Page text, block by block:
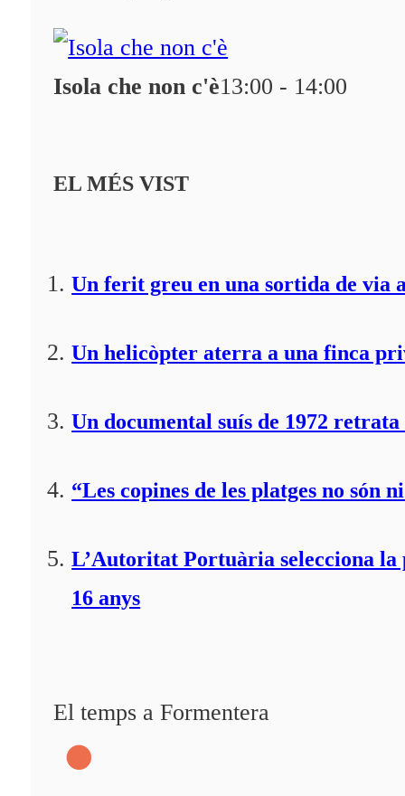
Isola che non c'è13:00 - 14:00
EL MÉS VIST
Un ferit greu en una sortida de via
Un helicòpter aterra a una finca
Un documental suís de 1972
“Les copines de les platges no
L’Autoritat Portuària selecciona
16 anys
El temps a Formentera